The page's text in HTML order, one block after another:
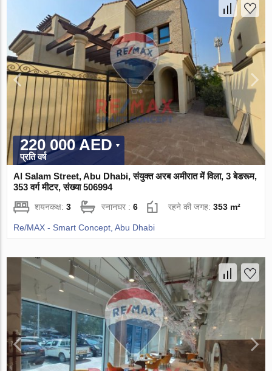
220 000 AED
प्रति वर्ष
Al Salam Street, Abu Dhabi, संयुक्त अरब अमीरात में विला, 3 बेडरूम,
353 वर्ग मीटर, संख्या 506994
शयनकक्ष:3 स्नानघर :6 रहने की जगह:353 m²
Re/MAX - Smart Concept, Abu Dhabi